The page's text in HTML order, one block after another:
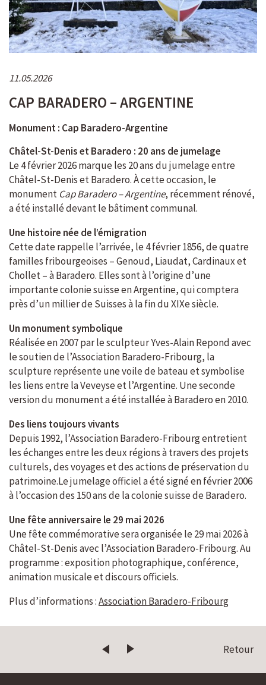
11.05.2026
CAP BARADERO – ARGENTINE
Monument : Cap Baradero-Argentine
Châtel-St-Denis et Baradero : 20 ans de jumelage
Le 4 février 2026 marque les 20 ans du jumelage entre
Châtel-St-Denis et Baradero. À cette occasion, le
monument Cap Baradero – Argentine, récemment rénové,
a été installé devant le bâtiment communal.
Une histoire née de l’émigration
Cette date rappelle l’arrivée, le 4 février 1856, de quatre
familles fribourgeoises – Genoud, Liaudat, Cardinaux et
Chollet – à Baradero. Elles sont à l’origine d’une
importante colonie suisse en Argentine, qui comptera
près d’un millier de Suisses à la fin du XIXe siècle.
Un monument symbolique
Réalisée en 2007 par le sculpteur Yves-Alain Repond avec
le soutien de l’Association Baradero-Fribourg, la
sculpture représente une voile de bateau et symbolise
les liens entre la Veveyse et l’Argentine. Une seconde
version du monument a été installée à Baradero en 2010.
Des liens toujours vivants
Depuis 1992, l’Association Baradero-Fribourg entretient
les échanges entre les deux régions à travers des projets
culturels, des voyages et des actions de préservation du
patrimoine.Le jumelage officiel a été signé en février 2006
à l’occasion des 150 ans de la colonie suisse de Baradero.
Une fête anniversaire le 29 mai 2026
Une fête commémorative sera organisée le 29 mai 2026 à
Châtel-St-Denis avec l’Association Baradero-Fribourg. Au
programme : exposition photographique, conférence,
animation musicale et discours officiels.
Plus d’informations :Association Baradero-Fribourg
Retour